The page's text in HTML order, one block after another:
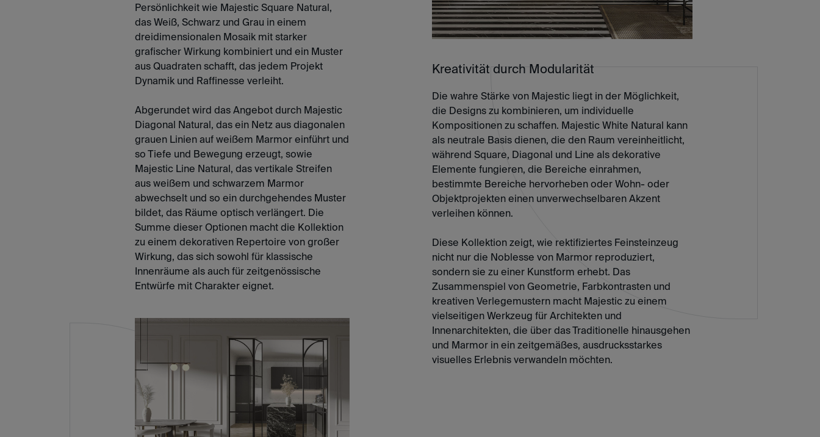
Persönlichkeit wie Majestic Square Natural,
das Weiß, Schwarz und Grau in einem
dreidimensionalen Mosaik mit starker
grafischer Wirkung kombiniert und ein Muster
aus Quadraten schafft, das jedem Projekt
Dynamik und Raffinesse verleiht.
Abgerundet wird das Angebot durch Majestic
Diagonal Natural, das ein Netz aus diagonalen
grauen Linien auf weißem Marmor einführt und
so Tiefe und Bewegung erzeugt, sowie
Majestic Line Natural, das vertikale Streifen
aus weißem und schwarzem Marmor
abwechselt und so ein durchgehendes Muster
bildet, das Räume optisch verlängert. Die
Summe dieser Optionen macht die Kollektion
zu einem dekorativen Repertoire von großer
Wirkung, das sich sowohl für klassische
Innenräume als auch für zeitgenössische
Entwürfe mit Charakter eignet.
Kreativität durch Modularität
Die wahre Stärke von Majestic liegt in der Möglichkeit,
die Designs zu kombinieren, um individuelle
Kompositionen zu schaffen. Majestic White Natural kann
als neutrale Basis dienen, die den Raum vereinheitlicht,
während Square, Diagonal und Line als dekorative
Elemente fungieren, die Bereiche einrahmen,
bestimmte Bereiche hervorheben oder Wohn- oder
Objektprojekten einen unverwechselbaren Akzent
verleihen können.
Diese Kollektion zeigt, wie rektifiziertes Feinsteinzeug
nicht nur die Noblesse von Marmor reproduziert,
sondern sie zu einer Kunstform erhebt. Das
Zusammenspiel von Geometrie, Farbkontrasten und
kreativen Verlegemustern macht Majestic zu einem
vielseitigen Werkzeug für Architekten und
Innenarchitekten, die über das Traditionelle hinausgehen
und Marmor in ein zeitgemäßes, ausdrucksstarkes
visuelles Erlebnis verwandeln möchten.